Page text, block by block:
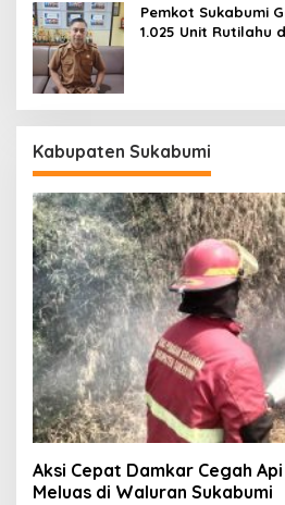
Pemkot Sukabumi
1.025 Unit Rutilahu
Kabupaten Sukabumi
Aksi Cepat Damkar Cegah
Meluas di Waluran Sukabumi